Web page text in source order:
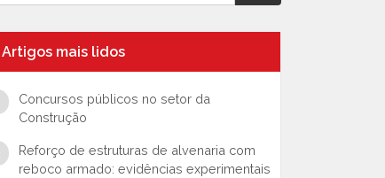
Artigos mais lidos
Concursos públicos no setor da
Construção
Reforço de estruturas de alvenaria com
reboco armado: evidências experimentais